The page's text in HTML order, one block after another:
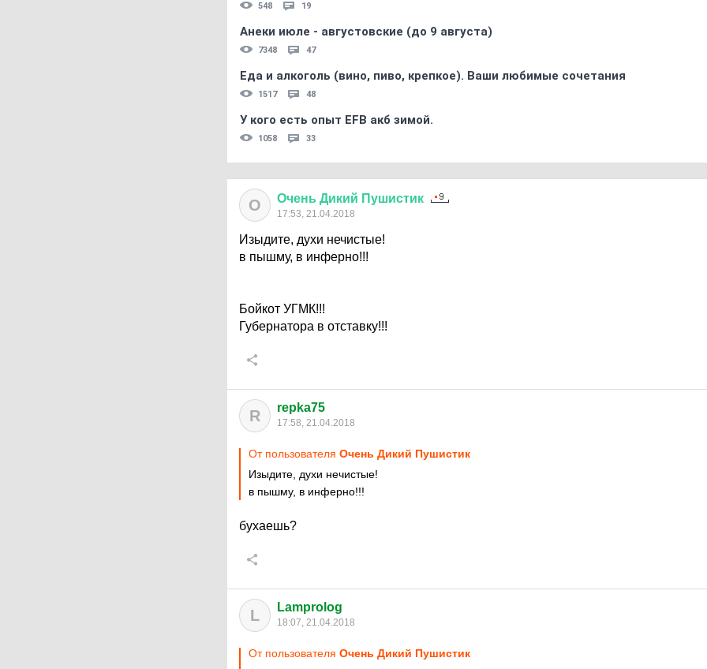
548 19
Анеки июле - августовские (до 9 августа)
7348 47
Еда и алкоголь (вино, пиво, крепкое). Ваши любимые сочетания
1517 48
У кого есть опыт EFB акб зимой.
1058 33
О Очень Дикий Пушистик
17:53, 21.04.2018
Изыдите, духи нечистые!
в пышму, в инферно!!!
Бойкот УГМК!!!
Губернатора в отставку!!!
R repka75
17:58, 21.04.2018
От пользователя Очень Дикий Пушистик
Изыдите, духи нечистые!
в пышму, в инферно!!!
бухаешь?
L Lamprolog
18:07, 21.04.2018
От пользователя Очень Дикий Пушистик